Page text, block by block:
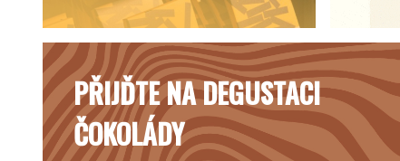
PŘIJĎTE NA DEGUSTACI
ČOKOLÁDY